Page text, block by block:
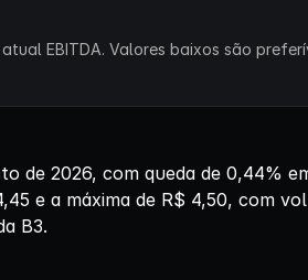
EBITDA. Valores baixos são
de 2026, com queda de 0,44%
e a máxima de R$ 4,50, com
B3.